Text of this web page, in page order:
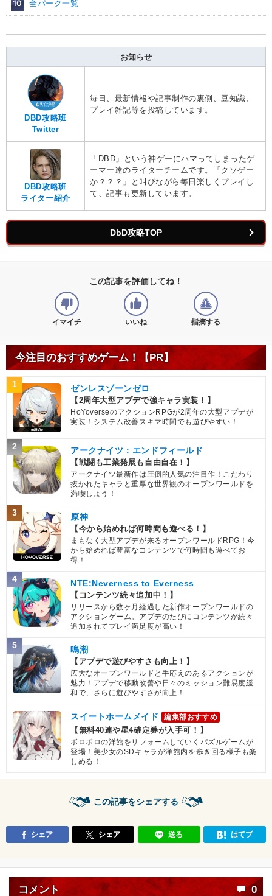
10 全パーク一覧
お知らせ
DBD攻略班
Twitter
毎日、最新情報や記事制作の裏側、豆知識、
プレイ雑記等を投稿しています。
DBD攻略班
ライター紹介
「DBD」という神ゲーにハマってしまったゲ
ーマー達のライターチームです。「クソゲー
か？？？」と叫びながら毎日楽しくプレイし
て、記事も更新しています。
DbD攻略TOP
この記事を評価してね！
イマイチ いいね 指摘する
今注目のおすすめゲーム！【PR】
1 ゼンレスゾーンゼロ
【2周年大型アプデで強キャラ実装！】
HoYoverseのアクションRPGが2周年の大型アプデが
実装！システム改善スキマ時間でも遊びやすい！
2 アークナイツ：エンドフィールド
【戦闘も工業発展も自由自在！】
アークナイツ最新作は圧倒的人気の注目作！こだわり
抜かれたキャラと重厚な世界観のオープンワールドを
満喫しよう！
3 原神
【今から始めれば何時間も遊べる！】
まもなく大型アプデが来るオープンワールドRPG！今
から始めれば豊富なコンテンツで何時間も遊べてお
得！
4 NTE:Neverness to Everness
【コンテンツ続々追加中！】
リリースから数ヶ月経過した新作オープンワールドの
アクションゲーム。アプデのたびにコンテンツが続々
追加されてプレイ満足度が高い！
5 鳴潮
【アプデで遊びやすさも向上！】
広大なオープンワールドと手応えのあるアクションが
魅力！アプデで移動改善や日々のミッション難易度緩
和で、さらに遊びやすさが向上！
スイートホームメイド 編集部おすすめ
【無料40連や星4確定券が入手可！】
ボロボロの洋館をリフォームしていくパズルゲームが
登場！美少女のSDキャラが洋館内を歩き回る様子も楽
しめる！
この記事をシェアする
シェア シェア 送る はてブ
コメント 0